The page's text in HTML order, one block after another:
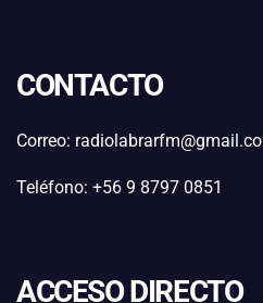
CONTACTO
Correo:
Teléfono: +56 9 8797 0851
ACCESO DIRECTO